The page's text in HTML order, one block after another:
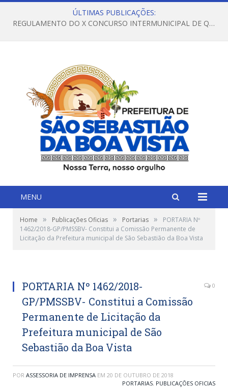
ÚLTIMAS PUBLICAÇÕES:
REGULAMENTO DO X CONCURSO INTERMUNICIPAL DE QUADRILHAS JUNINAS – 2026 – ARRAIÁ DA VENEZA
MENU
Home » Publicações Oficias » Portarias »
PORTARIA Nº
1462/2018-GP/PMSSBV- Constitui a Comissão Permanente de
Licitação da Prefeitura municipal de São Sebastião da Boa Vista
PORTARIA Nº 1462/2018-
GP/PMSSBV- Constitui a Comissão
Permanente de Licitação da
Prefeitura municipal de São
Sebastião da Boa Vista
0
POR ASSESSORIA DE IMPRENSA EM 20 DE OUTUBRO DE 2018
PORTARIAS, PUBLICAÇÕES OFICIAS